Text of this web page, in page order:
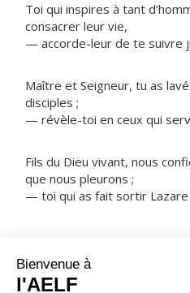
Toi qui inspires à tant
consacrer leur vie,
— accorde-leur de te suivre
Maître et Seigneur, tu as
disciples ;
— révèle-toi en ceux qui
Fils du Dieu vivant, nous
que nous pleurons ;
— toi qui as fait sortir
ORAISON